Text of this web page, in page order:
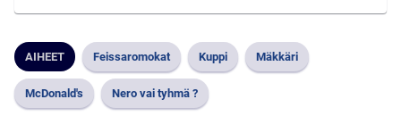
AIHEET Feissaromokat Kuppi Mäkkäri
McDonald's Nero vai tyhmä ?